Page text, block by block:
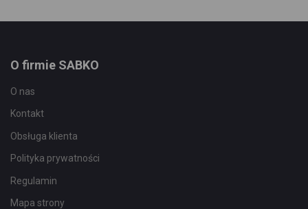
O firmie SABKO
O nas
Kontakt
Obsługa klienta
Polityka prywatności
Regulamin
Mapa strony